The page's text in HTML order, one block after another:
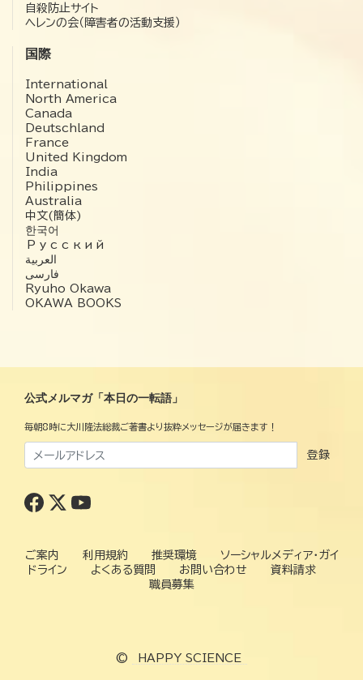
自殺防止サイト
ヘレンの会（障害者の活動支援）
国際
International
North America
Canada
Deutschland
France
United Kingdom
India
Philippines
Australia
中文(簡体)
한국어
Русский
العربية‏
فارسی
Ryuho Okawa
OKAWA BOOKS
公式メルマガ「本日の一転語」
毎朝8時に大川隆法総裁ご著書より抜粋メッセージが届きます！
登録
ご案内 利用規約 推奨環境
ソーシャルメディア・ガイ
ドライン
よくある質問 お問い合わせ
資料請求
職員募集
© HAPPY SCIENCE